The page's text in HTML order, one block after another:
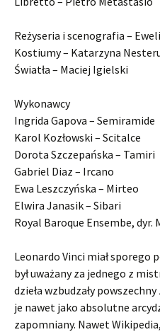
Reżyseria i scenografia –
Kostiumy – Katarzyna
Światła – Maciej Igielski
Wykonawcy
Ingrida Gapova – Semiramide
Karol Kozłowski – Scitalce
Dorota Szczepańska – Tamiri
Gabriel Diaz – Ircano
Ewa Leszczyńska – Mirteo
Elwira Janasik – Sibari
Royal Baroque Ensembe, dyr.
Leonardo Vinci miał sporego
był uważany za jednego z
dzieła wzbudzały
je nawet jako absolutne
zapomniany. Nawet